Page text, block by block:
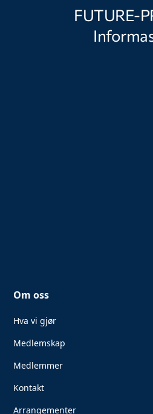
Om oss
Hva vi gjør
Medlemskap
Medlemmer
Kontakt
Arrangementer